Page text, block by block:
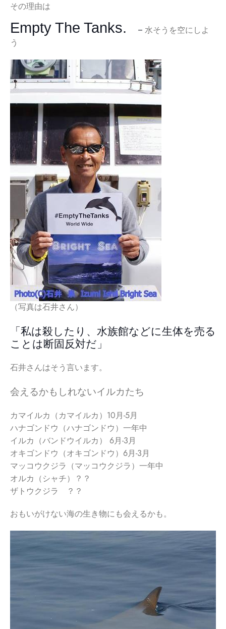
その理由は
Empty The Tanks. － 水そうを空にしよ
う
（写真は石井さん）
「私は殺したり、水族館などに生体を売る
ことは断固反対だ」
石井さんはそう言います。
会えるかもしれないイルカたち
カマイルカ（カマイルカ）10月-5月
ハナゴンドウ（ハナゴンドウ）一年中
イルカ（バンドウイルカ） 6月-3月
オキゴンドウ（オキゴンドウ）6月-3月
マッコウクジラ（マッコウクジラ）一年中
オルカ（シャチ）？？
ザトウクジラ ？？
おもいがけない海の生き物にも会えるかも。